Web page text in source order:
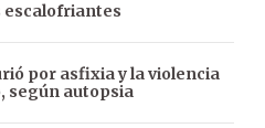
escalofriantes
por asfixia y la violencia
según autopsia